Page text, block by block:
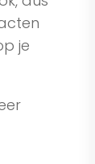
je